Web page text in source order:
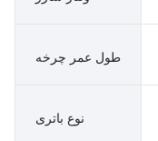
طول عمر چرخه
نوع باتری